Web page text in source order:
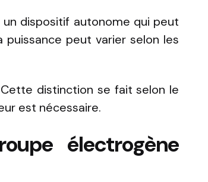
dispositif autonome qui peut
peut varier selon les
distinction se fait selon le
est nécessaire.
électrogène